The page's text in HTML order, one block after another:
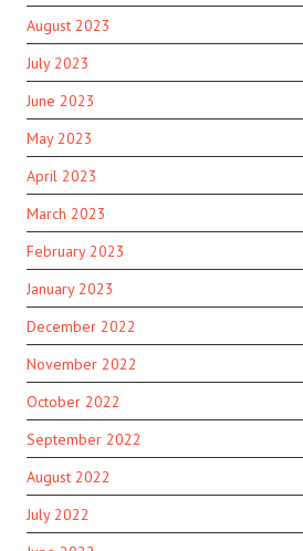
August 2023
July 2023
June 2023
May 2023
April 2023
March 2023
February 2023
January 2023
December 2022
November 2022
October 2022
September 2022
August 2022
July 2022